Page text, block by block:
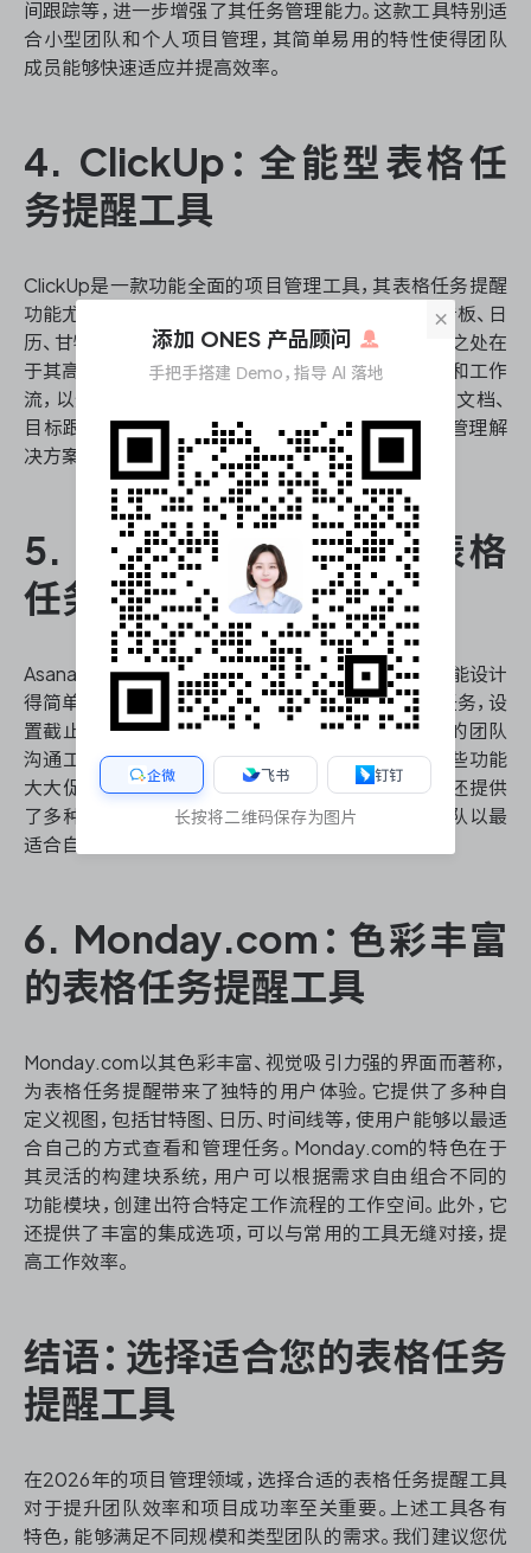
间跟踪等，进一步增强了其任务管理能力。这款工具特别适
合小型团队和个人项目管理，其简单易用的特性使得团队
成员能够快速适应并提高效率。
4. ClickUp：全能型表格任
务提醒工具
ClickUp是一款功能全面的项目管理工具，其表格任务提醒
功能尤为突出。它提供了多种视图选择，包括列表、看板、日
历、甘特图等，满足不同用户的偏好。ClickUp的独特之处在
于其高度可定制性，用户可以创建自定义字段、状态和工作
流，以适应特定的项目需求。此外，ClickUp还集成了文档、
目标跟踪和时间管理等功能，使其成为一站式项目管理解
决方案。
5. Asana：协作导向的表格
任务提醒平台
Asana专注于提升团队协作效率，其表格任务提醒功能设计
得简单易用却功能强大。用户可以轻松创建和分配任务，设
置截止日期，并跟踪进度。Asana的特色在于其丰富的团队
沟通工具，如任务评论、文件附件和团队对话等，这些功能
大大促进了团队成员之间的信息交流。此外，Asana还提供
了多种项目视图，包括列表、看板和时间轴，帮助团队以最
适合自己的方式组织和可视化工作。
6. Monday.com：色彩丰富
的表格任务提醒工具
Monday.com以其色彩丰富、视觉吸引力强的界面而著称，
为表格任务提醒带来了独特的用户体验。它提供了多种自
定义视图，包括甘特图、日历、时间线等，使用户能够以最适
合自己的方式查看和管理任务。Monday.com的特色在于
其灵活的构建块系统，用户可以根据需求自由组合不同的
功能模块，创建出符合特定工作流程的工作空间。此外，它
还提供了丰富的集成选项，可以与常用的工具无缝对接，提
高工作效率。
结语：选择适合您的表格任务
提醒工具
在2026年的项目管理领域，选择合适的表格任务提醒工具
对于提升团队效率和项目成功率至关重要。上述工具各有
特色，能够满足不同规模和类型团队的需求。我们建议您优
×
添加 ONES 产品顾问
手把手搭建 Demo，指导 AI 落地
企微 飞书 钉钉
长按将二维码保存为图片